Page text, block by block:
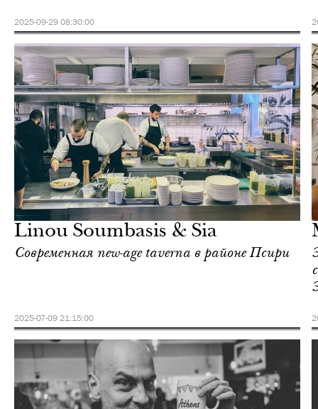
2025-09-29 08:30:00
Linou Soumbasis & Sia
Современная new-age taverna в районе Псири
2025-07-09 21:15:00